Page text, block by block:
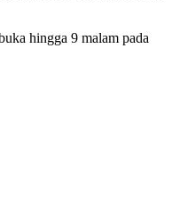
hingga 9 malam pada